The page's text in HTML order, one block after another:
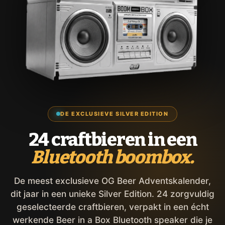
DE EXCLUSIEVE SILVER EDITION
24 craftbieren in een
Bluetooth boombox.
De meest exclusieve OG Beer Adventskalender,
dit jaar in een unieke Silver Edition. 24 zorgvuldig
geselecteerde craftbieren, verpakt in een écht
werkende Beer in a Box Bluetooth speaker die je